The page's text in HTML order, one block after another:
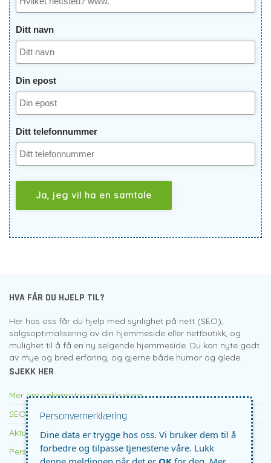
Ditt navn
Din epost
Ditt telefonnummer
HVA FÅR DU HJELP TIL?
Her hos oss får du hjelp med synlighet på nett (SEO),
salgsoptimalisering av din hjemmeside eller nettbutikk, og
mulighet til å få en ny selgende hjemmeside. Du kan nyte godt
av mye og bred erfaring, og gjerne både humor og glede.
SJEKK HER
Mer om søkemotoroptimalisering
SEO pris
Aktuelt om SEO etc
Personvern
Personvernerklæring
Dine data er trygge hos oss. Vi bruker dem til å
forbedre og tilpasse tjenestene våre. Lukk